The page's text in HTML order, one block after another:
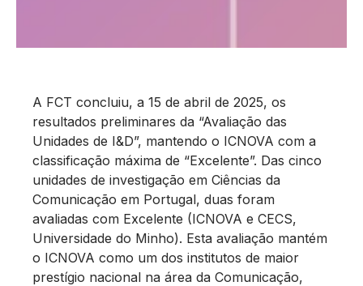
A FCT concluiu, a 15 de abril de 2025, os
resultados preliminares da “Avaliação das
Unidades de I&D”, mantendo o ICNOVA com a
classificação máxima de “Excelente”. Das cinco
unidades de investigação em Ciências da
Comunicação em Portugal, duas foram
avaliadas com Excelente (ICNOVA e CECS,
Universidade do Minho). Esta avaliação mantém
o ICNOVA como um dos institutos de maior
prestígio nacional na área da Comunicação,